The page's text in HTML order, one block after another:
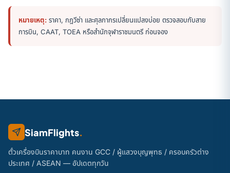
หมายเหตุ: ราคา, กฎวีซ่า และศุลกากรเปลี่ยนแปลงบ่อย ตรวจสอบกับสาย
การบิน, CAAT, TOEA หรือสำนักจุฬาราชมนตรี ก่อนจอง
SiamFlights.
ตั๋วเครื่องบินราคาบาท คนงาน GCC / ผู้แสวงบุญพุทธ / ครอบครัวต่าง
ประเทศ / ASEAN — อัปเดตทุกวัน